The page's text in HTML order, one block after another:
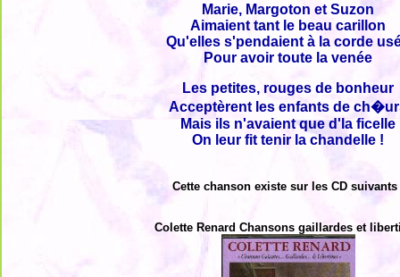
Marie, Margoton et Suzon
Aimaient tant le beau carillon
Qu'elles s'pendaient à la corde
Pour avoir toute la venée
Les petites, rouges de bonheur
Acceptèrent les enfants de
Mais ils n'avaient que d'la ficelle
On leur fit tenir la chandelle !
Cette chanson existe sur les CD suivants
Colette Renard Chansons gaillardes et